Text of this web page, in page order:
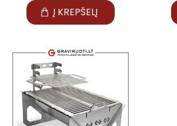
Į KREPŠELĮ